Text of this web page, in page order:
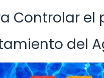
Controlar el
del